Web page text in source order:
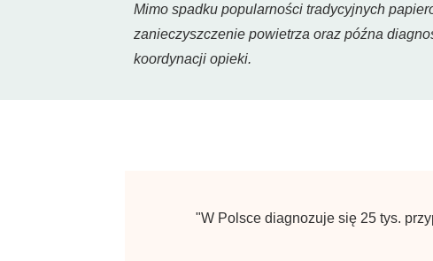
Mimo spadku popularności tradycyjnych
zanieczyszczenie powietrza oraz późna
koordynacji opieki.
"W Polsce diagnozuje się 25 tys.